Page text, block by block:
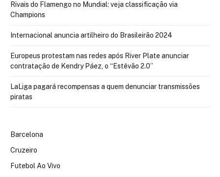
Rivais do Flamengo no Mundial: veja classificação via
Champions
Internacional anuncia artilheiro do Brasileirão 2024
Europeus protestam nas redes após River Plate anunciar
contratação de Kendry Páez, o “Estêvão 2.0”
LaLiga pagará recompensas a quem denunciar transmissões
piratas
Barcelona
Cruzeiro
Futebol Ao Vivo